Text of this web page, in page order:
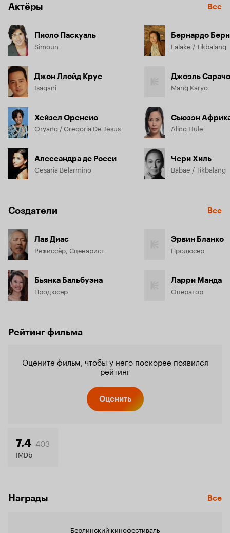
Актёры Все
Пиоло Паскуаль
Simoun
Джон Ллойд Крус
Isagani
Хейзел Оренсио
Oryang / Gregoria De Jesus
Алессандра де Росси
Cesaria Belarmino
Бернардо
Lalake / Tikbalang
Джоэль Сарачо
Mang Karyo
Сьюзэн
Aling Hule
Чери Хиль
Babae / Tikbalang
Создатели Все
Лав Диас
Режиссёр, Сценарист
Бьянка Бальбуэна
Продюсер
Эрвин Бланко
Продюсер
Ларри Манда
Оператор
Рейтинг фильма
Оцените фильм, чтобы у него поскорее появился
рейтинг
Оценить
7.4 403
IMDb
Награды Все
Берлинский кинофестиваль